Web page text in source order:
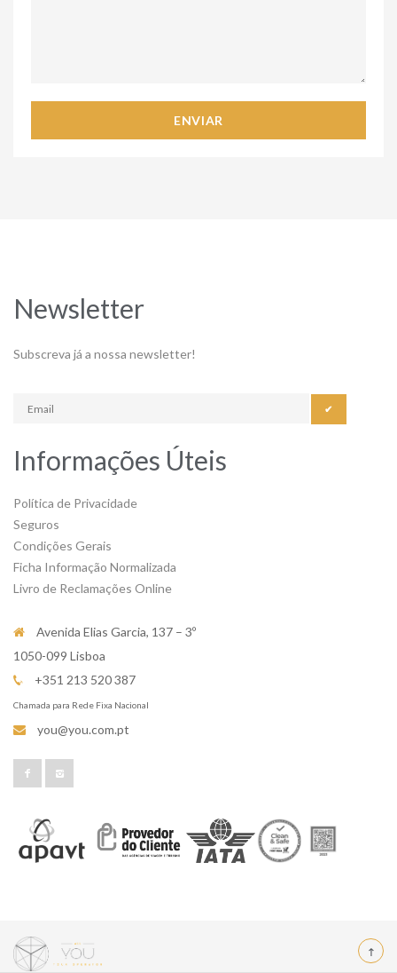
ENVIAR
Newsletter
Subscreva já a nossa newsletter!
✔
Informações Úteis
Política de Privacidade
Seguros
Condições Gerais
Ficha Informação Normalizada
Livro de Reclamações Online
Avenida Elias Garcia, 137 – 3º
1050-099 Lisboa
+351 213 520 387
Chamada para Rede Fixa Nacional
you@you.com.pt